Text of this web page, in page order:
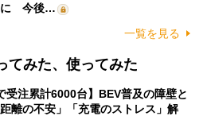
に 今後…
一覧を見る
てみた、使ってみた
受注累計6000台】BEV普及の障壁と
離の不安」「充電のストレス」解